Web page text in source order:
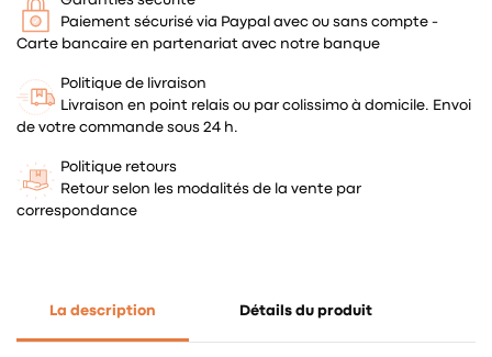
Paiement sécurisé via Paypal avec ou sans compte -
Carte bancaire en partenariat avec notre banque
Politique de livraison
Livraison en point relais ou par colissimo à domicile. Envoi
de votre commande sous 24 h.
Politique retours
Retour selon les modalités de la vente par
correspondance
La description Détails du produit